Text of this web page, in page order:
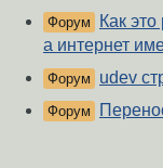
Форум
Как
а интернет
Форум udev
Форум